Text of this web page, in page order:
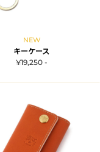
NEW
キーケース
¥19,250 -